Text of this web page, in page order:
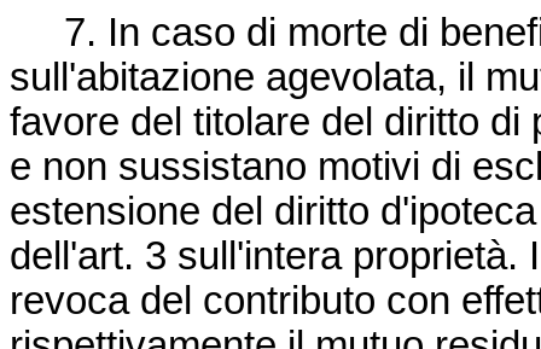
7. In caso di morte di
sull'abitazione agevolata, il
favore del titolare del diritto
e non sussistano motivi di
estensione del diritto
dell'art. 3 sull'intera proprietà.
revoca del contributo con